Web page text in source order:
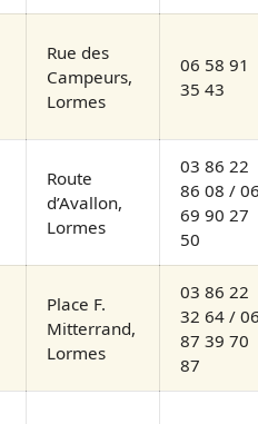
Rue des
Campeurs,
Lormes
06 58 91
35 43
Route
d’Avallon,
Lormes
03 86 22
86 08 /
69 90 27
50
Place F.
Mitterrand,
Lormes
03 86 22
32 64 /
87 39 70
87